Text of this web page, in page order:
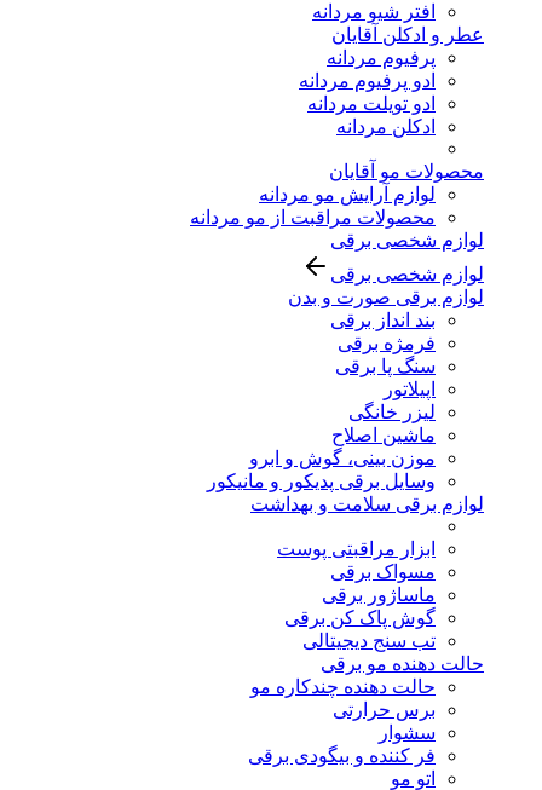
افتر شیو مردانه
عطر و ادکلن آقایان
پرفیوم مردانه
ادو پرفیوم مردانه
ادو تویلت مردانه
ادکلن مردانه
محصولات مو آقایان
لوازم آرایش مو مردانه
محصولات مراقبت از مو مردانه
لوازم شخصی برقی
لوازم شخصی برقی
لوازم برقی صورت و بدن
بند انداز برقی
فرمژه برقی
سنگ پا برقی
اپیلاتور
لیزر خانگی
ماشین اصلاح
موزن بینی، گوش و ابرو
وسایل برقی پدیکور و مانیکور
لوازم برقی سلامت و بهداشت
ابزار مراقبتی پوست
مسواک برقی
ماساژور برقی
گوش پاک کن برقی
تب سنج دیجیتالی
حالت دهنده مو برقی
حالت دهنده چندکاره مو
برس حرارتی
سشوار
فر کننده و بیگودی برقی
اتو مو